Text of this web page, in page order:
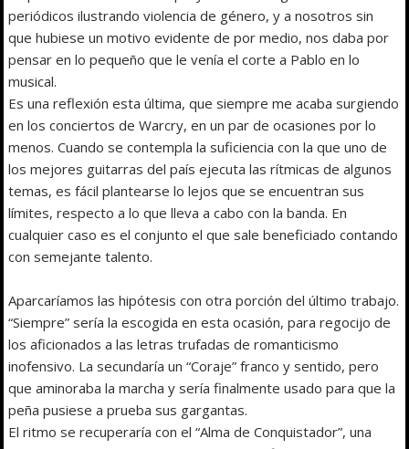
periódicos ilustrando violencia de género, y a nosotros sin
que hubiese un motivo evidente de por medio, nos daba por
pensar en lo pequeño que le venía el corte a Pablo en lo
musical.
Es una reflexión esta última, que siempre me acaba surgiendo
en los conciertos de Warcry, en un par de ocasiones por lo
menos. Cuando se contempla la suficiencia con la que uno de
los mejores guitarras del país ejecuta las rítmicas de algunos
temas, es fácil plantearse lo lejos que se encuentran sus
límites, respecto a lo que lleva a cabo con la banda. En
cualquier caso es el conjunto el que sale beneficiado contando
con semejante talento.
Aparcaríamos las hipótesis con otra porción del último trabajo.
“Siempre” sería la escogida en esta ocasión, para regocijo de
los aficionados a las letras trufadas de romanticismo
inofensivo. La secundaría un “Coraje” franco y sentido, pero
que aminoraba la marcha y sería finalmente usado para que la
peña pusiese a prueba sus gargantas.
El ritmo se recuperaría con el “Alma de Conquistador”, una